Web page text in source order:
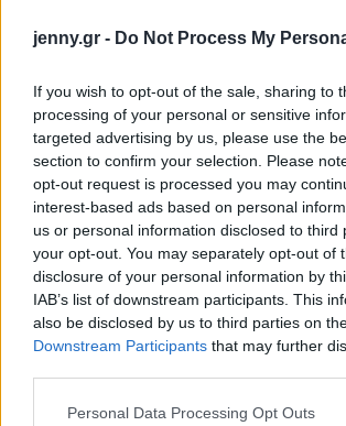
jenny.gr - Do Not Process My
If you wish to opt-out of the sale, sharing to
processing of your personal or sensitive
targeted advertising by us, please use the
section to confirm your selection. Please
opt-out request is processed you may
interest-based ads based on personal
us or personal information disclosed to third
your opt-out. You may separately opt-out of
disclosure of your personal information by
IAB’s list of downstream participants. This
also be disclosed by us to third parties on
Downstream Participants that may further
Please note that this website/app uses one
Personal Data Processing Opt Outs